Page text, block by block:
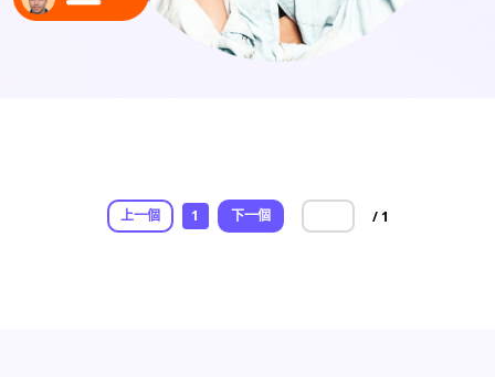
上一個 1 下一個 / 1